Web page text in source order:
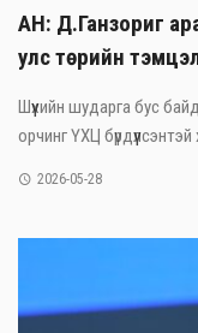
АН: Д.Ганзориг
улс төрийн
Шүүхийн шударга бус
орчинг ҮХЦ
2026-05-28